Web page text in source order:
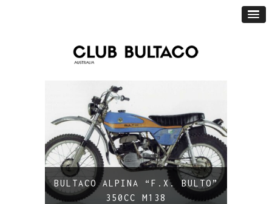
BULTACO ALPINA “F.X. BULTO”
350CC M138